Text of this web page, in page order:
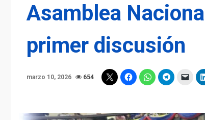
Asamblea
primer discusión
marzo 10, 2026 654